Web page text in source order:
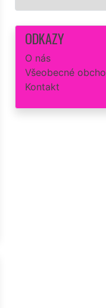
ODKAZY
O nás
Všeobecné
Kontakt